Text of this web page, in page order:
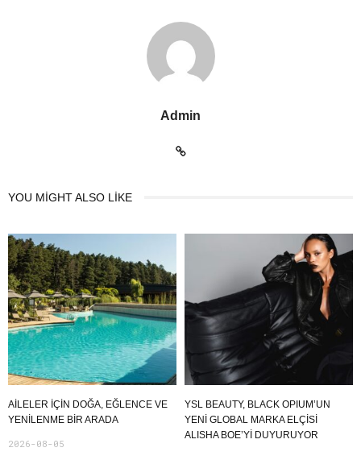
Admin
YOU MIGHT ALSO LIKE
AILELER İÇIN DOĞA, EĞLENCE VE
YENILENME BIR ARADA
2026-08-05
YSL BEAUTY, BLACK OPIUM’UN
YENİ GLOBAL MARKA ELÇİSİ
ALISHA BOE’Yİ DUYURUYOR